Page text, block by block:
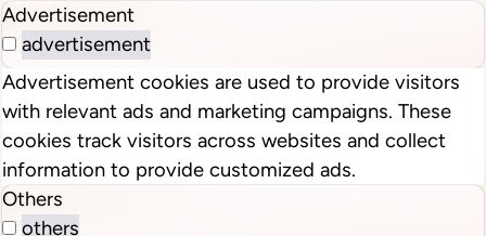
Advertisement
advertisement
Advertisement cookies are used to provide visitors
with relevant ads and marketing campaigns. These
cookies track visitors across websites and collect
information to provide customized ads.
Others
others